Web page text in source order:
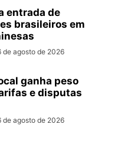
entrada de
brasileiros em
de agosto de 2026
ganha peso
e disputas
de agosto de 2026